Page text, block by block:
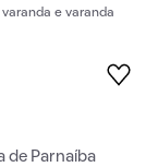
e varanda
de Parnaíba